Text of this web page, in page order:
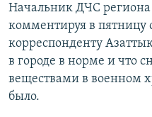
Начальник ДЧС
комментируя в пятницу
корреспонденту
в городе в норме и что
веществами в военном
было.